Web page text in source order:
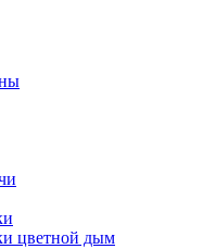
цветной дым